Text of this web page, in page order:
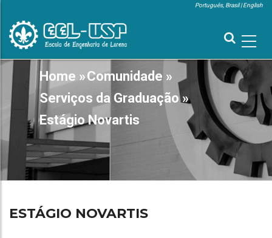
main
Português, Brasil English
BREADCRUMB
Home »Comunidade »
Serviços da Graduação »
Estágio Novartis
ESTÁGIO NOVARTIS